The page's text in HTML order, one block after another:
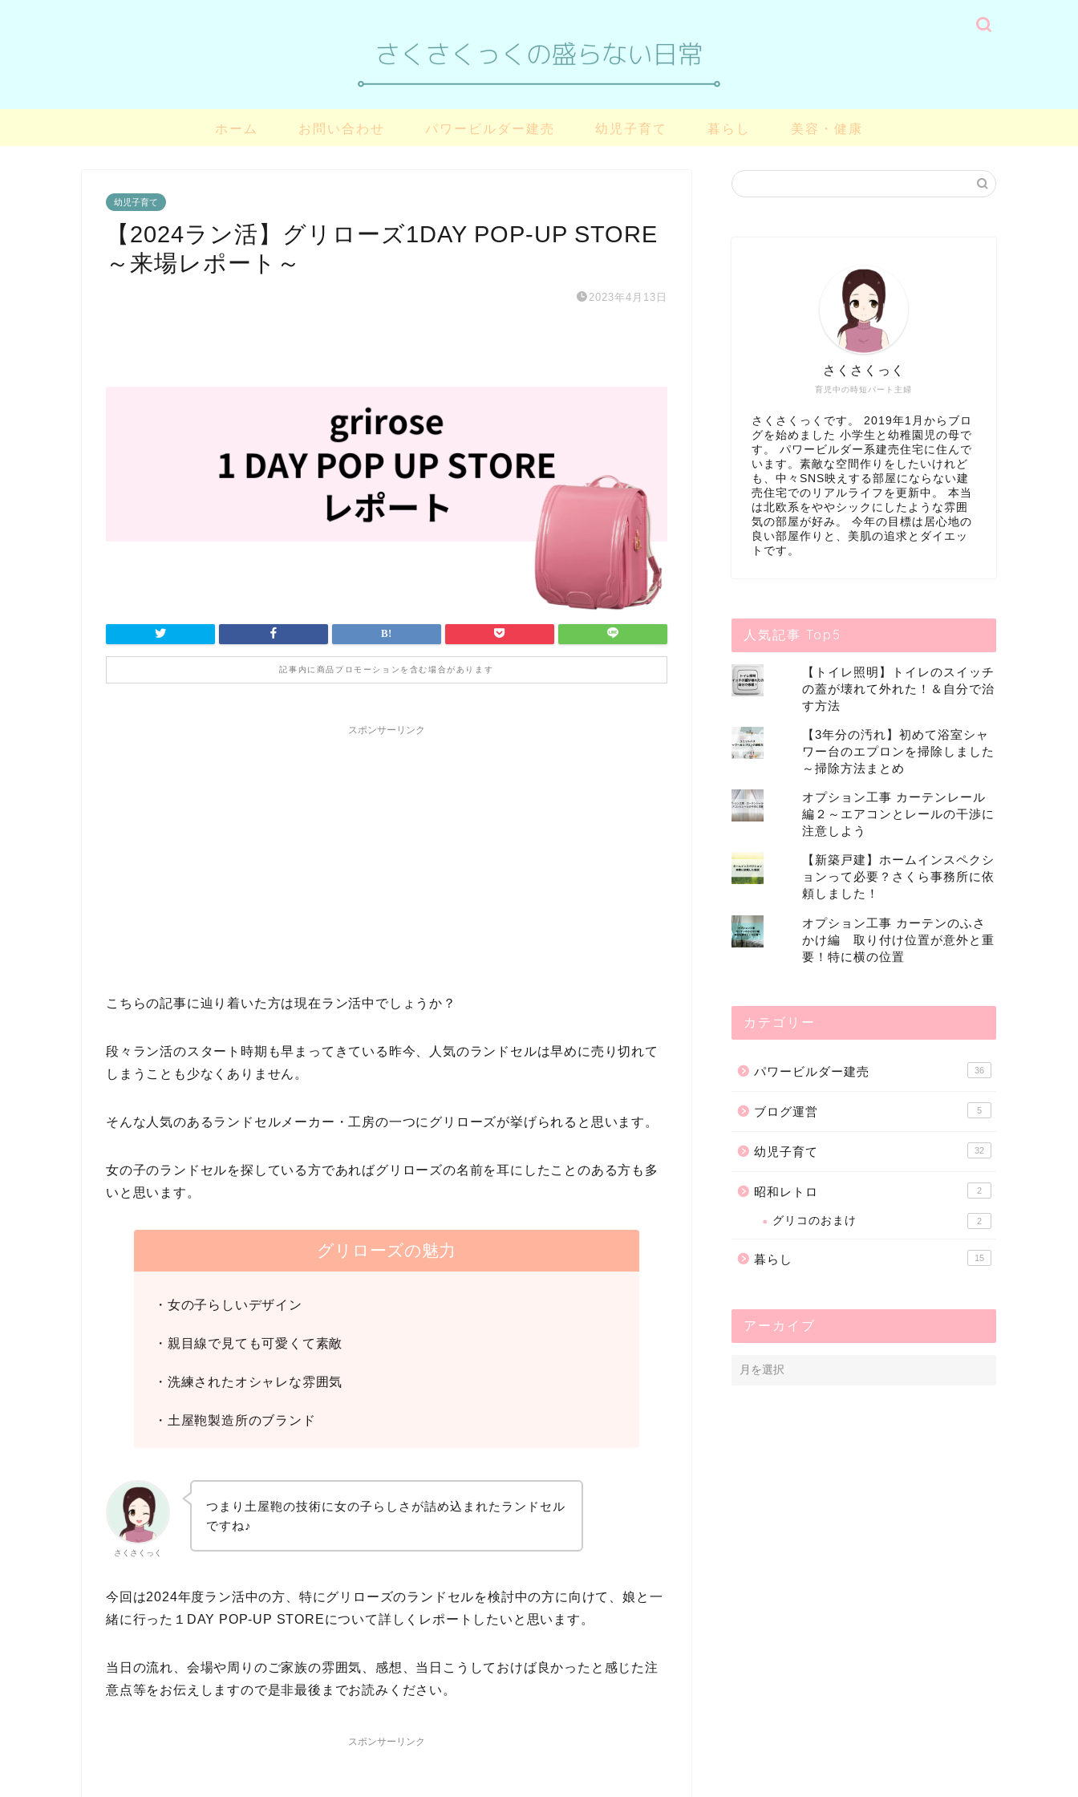
ホーム お問い合わせ パワービルダー建売 幼児子育て 暮らし 美容・健康
幼児子育て
【2024ラン活】グリローズ1DAY POP-UP STORE
～来場レポート～
2023年4月13日
記事内に商品プロモーションを含む場合があります
スポンサーリンク
こちらの記事に辿り着いた方は現在ラン活中でしょうか？
段々ラン活のスタート時期も早まってきている昨今、人気のランドセルは早めに売り切れて
しまうことも少なくありません。
そんな人気のあるランドセルメーカー・工房の一つにグリローズが挙げられると思います。
女の子のランドセルを探している方であればグリローズの名前を耳にしたことのある方も多
いと思います。
グリローズの魅力
・女の子らしいデザイン
・親目線で見ても可愛くて素敵
・洗練されたオシャレな雰囲気
・土屋鞄製造所のブランド
さくさくっく
つまり土屋鞄の技術に女の子らしさが詰め込まれたランドセル
ですね♪
今回は2024年度ラン活中の方、特にグリローズのランドセルを検討中の方に向けて、娘と一
緒に行った１DAY POP-UP STOREについて詳しくレポートしたいと思います。
当日の流れ、会場や周りのご家族の雰囲気、感想、当日こうしておけば良かったと感じた注
意点等をお伝えしますので是非最後までお読みください。
スポンサーリンク
育児中の時短パート主婦
さくさくっく
さくさくっくです。 2019年1月からブロ
グを始めました 小学生と幼稚園児の母で
す。 パワービルダー系建売住宅に住んで
います。素敵な空間作りをしたいけれど
も、中々SNS映えする部屋にならない建
売住宅でのリアルライフを更新中。 本当
は北欧系をややシックにしたような雰囲
気の部屋が好み。 今年の目標は居心地の
良い部屋作りと、美肌の追求とダイエッ
トです。
人気記事 Top5
【トイレ照明】トイレのスイッチ
の蓋が壊れて外れた！＆自分で治
す方法
【3年分の汚れ】初めて浴室シャ
ワー台のエプロンを掃除しました
～掃除方法まとめ
オプション工事 カーテンレール
編２～エアコンとレールの干渉に
注意しよう
【新築戸建】ホームインスペクシ
ョンって必要？さくら事務所に依
頼しました！
オプション工事 カーテンのふさ
かけ編 取り付け位置が意外と重
要！特に横の位置
カテゴリー
パワービルダー建売 36
ブログ運営 5
幼児子育て 32
昭和レトロ 2
グリコのおまけ 2
暮らし 15
アーカイブ